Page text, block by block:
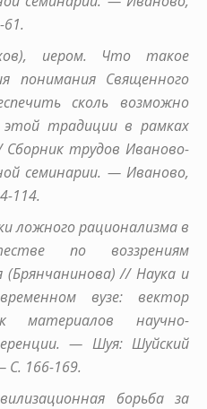
иером. Что такое
понимания Священного
сколь возможно
этой традиции в рамках
Сборник трудов Иваново-
семинарии. — Иваново,
114.
ложного рационализма в
по воззрениям
// Наука и
вузе: вектор
материалов научно-
— Шуя: Шуйский
С. 166-169.
борьба за